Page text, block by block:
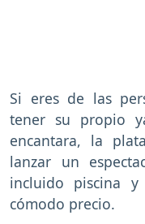
Si eres de las
tener su propio
encantara, la
lanzar un
incluido piscina
cómodo precio.